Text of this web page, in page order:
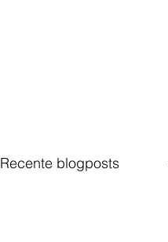
Recente blogposts